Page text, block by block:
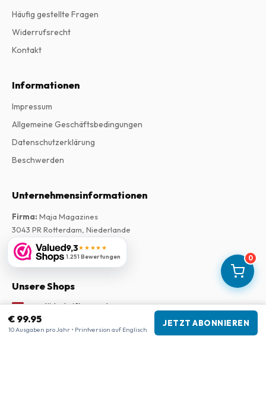
0
€ 99.95
10 Ausgaben pro Jahr • Printversion auf Englisch
JETZT ABONNIEREN
9,3★★★★★
1.251 Bewertungen
Häufig gestellte Fragen
Widerrufsrecht
Kontakt
Informationen
Impressum
Allgemeine Geschäftsbedingungen
Datenschutzerklärung
Beschwerden
Unternehmensinformationen
Firma: Maja Magazines
3043 PR Rotterdam, Niederlande
USt-IdNr. :NL817937778B01
Handelskammer:27300515
Unsere Shops
www.tijdschriftenzo.nl
www.englischezeitschriften.de